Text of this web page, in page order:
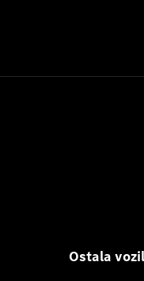
Ostala